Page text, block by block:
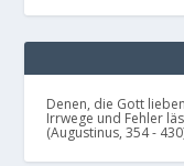
Denen, die Gott
Irrwege und Fehler
(Augustinus, 354 -